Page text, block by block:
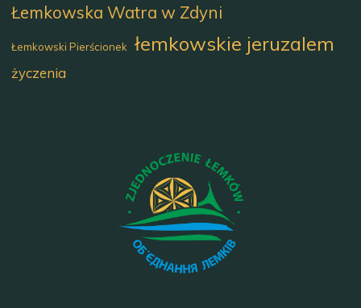
Łemkowska Watra w Zdyni
Łemkowski Pierścionek łemkowskie jeruzalem
życzenia